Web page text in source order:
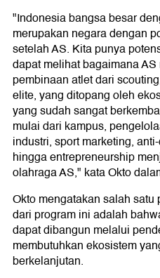
"Indonesia bangsa besar
merupakan negara dengan
setelah AS. Kita punya
dapat melihat bagaimana
pembinaan atlet dari
elite, yang ditopang oleh
yang sudah sangat
mulai dari kampus,
industri, sport marketing,
hingga entrepreneurship
olahraga AS," kata Okto
Okto mengatakan salah
dari program ini adalah
dapat dibangun melalui
membutuhkan ekosistem
berkelanjutan.